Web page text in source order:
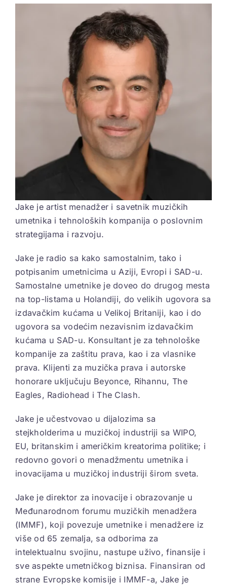
ELEKTROPIONIR
Jake je artist menadžer i savetnik muzičkih
umetnika i tehnoloških kompanija o poslovnim
strategijama i razvoju.
Jake je radio sa kako samostalnim, tako i
potpisanim umetnicima u Aziji, Evropi i SAD-u.
Samostalne umetnike je doveo do drugog mesta
na top-listama u Holandiji, do velikih ugovora sa
izdavačkim kućama u Velikoj Britaniji, kao i do
ugovora sa vodećim nezavisnim izdavačkim
kućama u SAD-u. Konsultant je za tehnološke
kompanije za zaštitu prava, kao i za vlasnike
prava. Klijenti za muzička prava i autorske
honorare uključuju Beyonce, Rihannu, The
Eagles, Radiohead i The Clash.
Jake je učestvovao u dijalozima sa
stejkholderima u muzičkoj industriji sa WIPO,
EU, britanskim i američkim kreatorima politike; i
redovno govori o menadžmentu umetnika i
inovacijama u muzičkoj industriji širom sveta.
Jake je direktor za inovacije i obrazovanje u
Međunarodnom forumu muzičkih menadžera
(IMMF), koji povezuje umetnike i menadžere iz
više od 65 zemalja, sa odborima za
intelektualnu svojinu, nastupe uživo, finansije i
sve aspekte umetničkog biznisa. Finansiran od
strane Evropske komisije i IMMF-a, Jake je